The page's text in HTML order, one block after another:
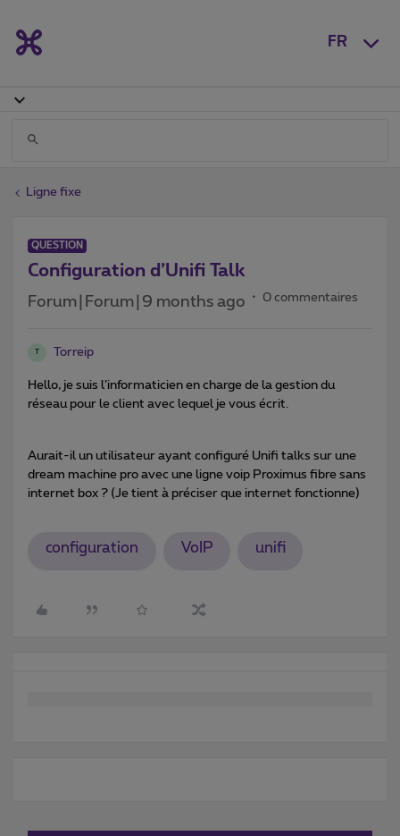
FR
Ligne fixe
QUESTION
Configuration d’Unifi Talk
Forum|Forum|9 months ago 0 commentaires
Torreip
Hello, je suis l’informaticien en charge de la gestion du
réseau pour le client avec lequel je vous écrit.
Aurait-il un utilisateur ayant configuré Unifi talks sur une
dream machine pro avec une ligne voip Proximus fibre sans
internet box ? (Je tient à préciser que internet fonctionne)
configuration VoIP unifi